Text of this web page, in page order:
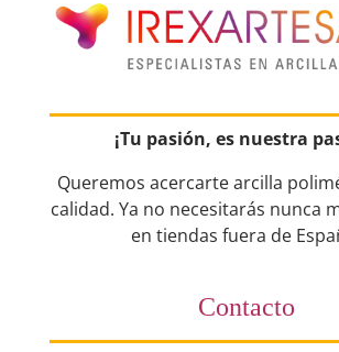
¡Tu pasión, es nuestra
Queremos acercarte arcilla
calidad. Ya no necesitarás nunca
en tiendas fuera de
Contacto